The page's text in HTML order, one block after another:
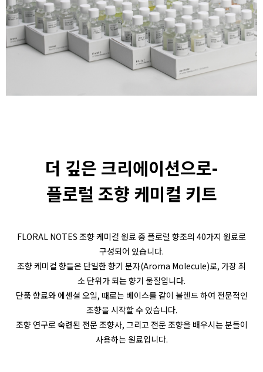
더 깊은 크리에이션으로-
플로럴 조향 케미컬 키트
FLORAL NOTES 조향 케미컬 원료 중 플로럴 향조의 40가지 원료로
구성되어 있습니다.
조향 케미컬 향들은 단일한 향기 분자(Aroma Molecule)로, 가장 최
소 단위가 되는 향기 물질입니다.
단품 향료와 에센셜 오일, 때로는 베이스를 같이 블렌드 하여 전문적인
조향을 시작할 수 있습니다.
조향 연구로 숙련된 전문 조향사, 그리고 전문 조향을 배우시는 분들이
사용하는 원료입니다.